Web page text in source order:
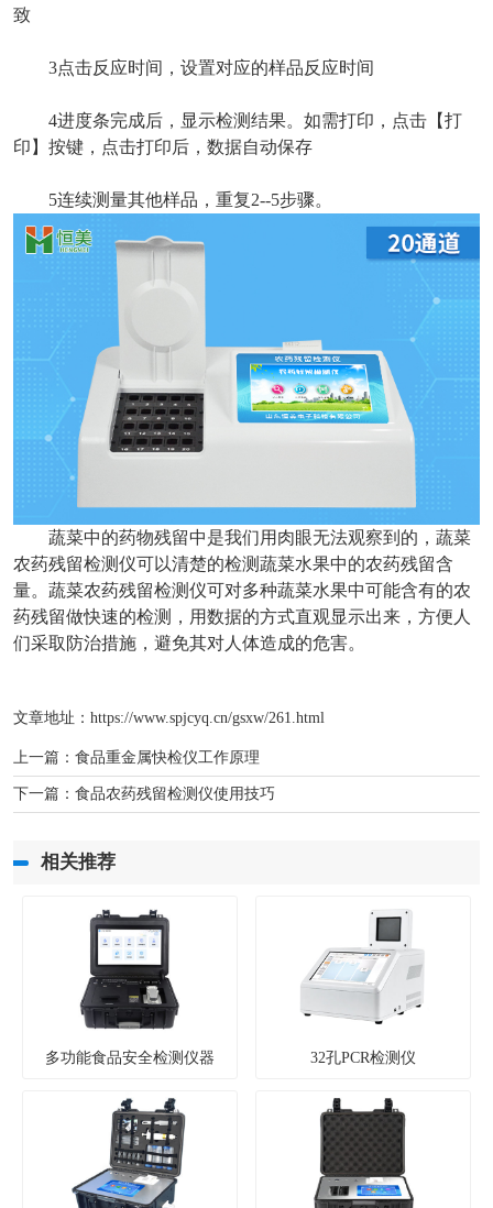
致
3点击反应时间，设置对应的样品反应时间
4进度条完成后，显示检测结果。如需打印，点击【打
印】按键，点击打印后，数据自动保存
5连续测量其他样品，重复2--5步骤。
蔬菜中的药物残留中是我们用肉眼无法观察到的，蔬菜
农药残留检测仪可以清楚的检测蔬菜水果中的农药残留含
量。蔬菜农药残留检测仪可对多种蔬菜水果中可能含有的农
药残留做快速的检测，用数据的方式直观显示出来，方便人
们采取防治措施，避免其对人体造成的危害。
文章地址： https://www.spjcyq.cn/gsxw/261.html
上一篇： 食品重金属快检仪工作原理
下一篇： 食品农药残留检测仪使用技巧
相关推荐
多功能食品安全检测仪器 32孔PCR检测仪